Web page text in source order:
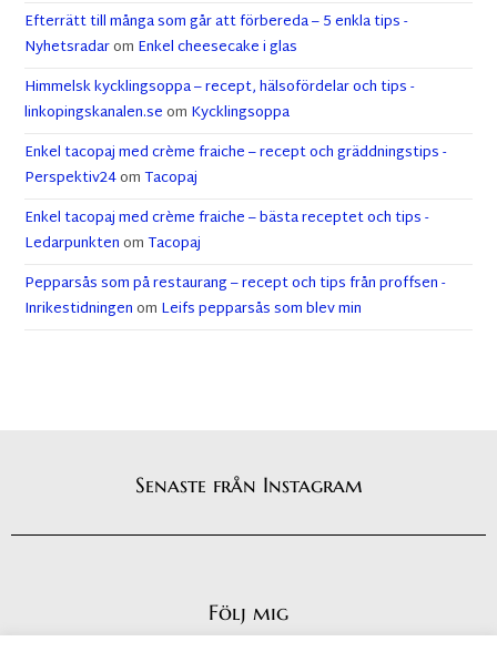
Efterrätt till många som går att förbereda – 5 enkla tips -
Nyhetsradarom Enkel cheesecake i glas
Himmelsk kycklingsoppa – recept, hälsofördelar och tips -
linkopingskanalen.seom Kycklingsoppa
Enkel tacopaj med crème fraiche – recept och gräddningstips -
Perspektiv24omTacopaj
Enkel tacopaj med crème fraiche – bästa receptet och tips -
LedarpunktenomTacopaj
Pepparsås som på restaurang – recept och tips från proffsen -
Inrikestidningenom Leifs pepparsås som blev min
Senaste från Instagram
Följ mig